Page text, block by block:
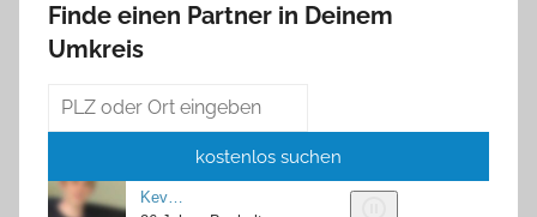
Finde einen Partner in Deinem
Umkreis